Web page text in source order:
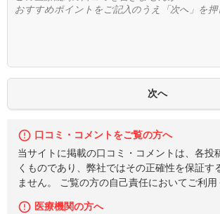
口コミ・コメントをご覧の方へ
当サイトに掲載の口コミ・コメントは、各投
くものであり、弊社ではその正確性を保証す
ません。 ご覧の方の自己責任においてご利用
医療機関の方へ